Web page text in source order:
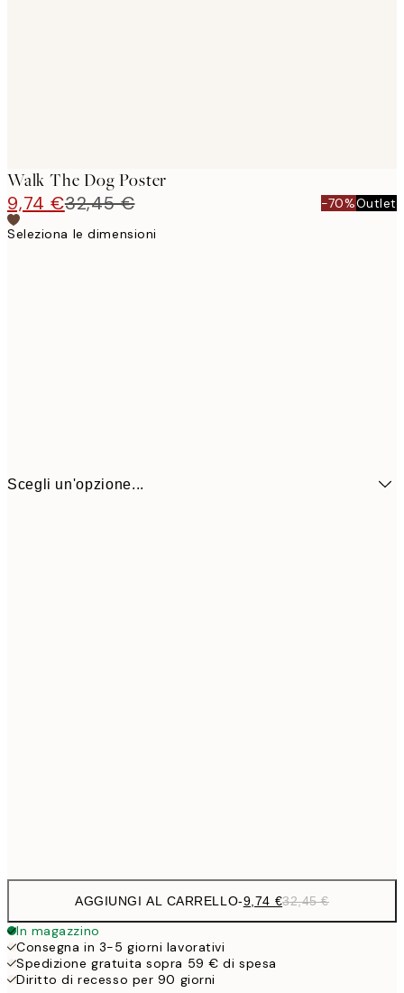
Walk The Dog Poster
9,74 €32,45 € -70%Outlet
Seleziona le dimensioni
Scegli un'opzione...
AGGIUNGI AL CARRELLO-9,74 €32,45 €
In magazzino
Consegna in 3-5 giorni lavorativi
Spedizione gratuita sopra 59 € di spesa
Diritto di recesso per 90 giorni